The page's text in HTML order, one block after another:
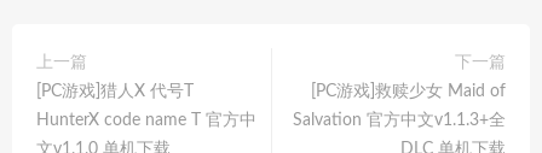
上一篇
[PC游戏]猎人X 代号T
HunterX code name T 官方中
文v1.1.0 单机下载
下一篇
[PC游戏]救赎少女 Maid of
Salvation 官方中文v1.1.3+全
DLC 单机下载